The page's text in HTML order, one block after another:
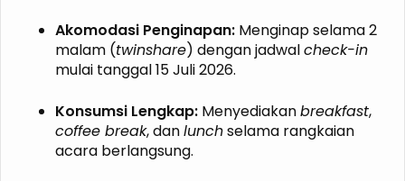
Akomodasi Penginapan: Menginap selama 2
malam (twinshare) dengan jadwalcheck-in
mulai tanggal 15 Juli 2026.
Konsumsi Lengkap: Menyediakanbreakfast,
coffee break, danlunchselama rangkaian
acara berlangsung.